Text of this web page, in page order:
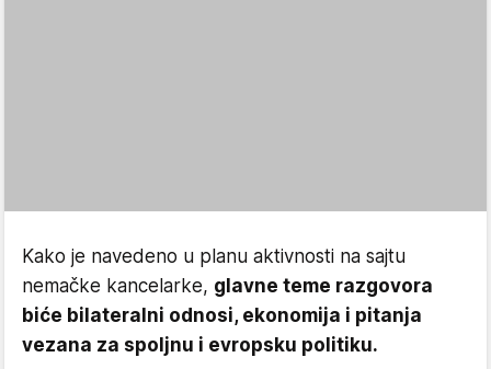
Kako je navedeno u planu aktivnosti na sajtu
nemačke kancelarke, glavne teme razgovora
biće bilateralni odnosi, ekonomija i pitanja
vezana za spoljnu i evropsku politiku.